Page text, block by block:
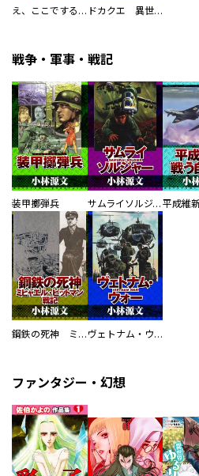
え、ここでするの？ アイドルのファンが知らない日常 ドカクエ 異世界ドカコッククエスト
戦争・軍事・戦記
装甲擲弾兵 サムライソルジャー SAMURAI SOLDIER
鋼鉄の死神 ミヒャエル・ビットマン戦記 ヴェトナム・ウォー VIETNAM WAR
ファンタジー・幻想